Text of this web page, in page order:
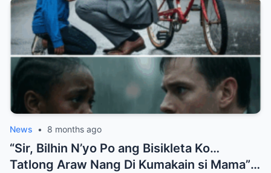
News • 8 months ago
“Sir, Bilhin N’yo Po ang Bisikleta Ko…
Tatlong Araw Nang Di Kumakain si Mama”